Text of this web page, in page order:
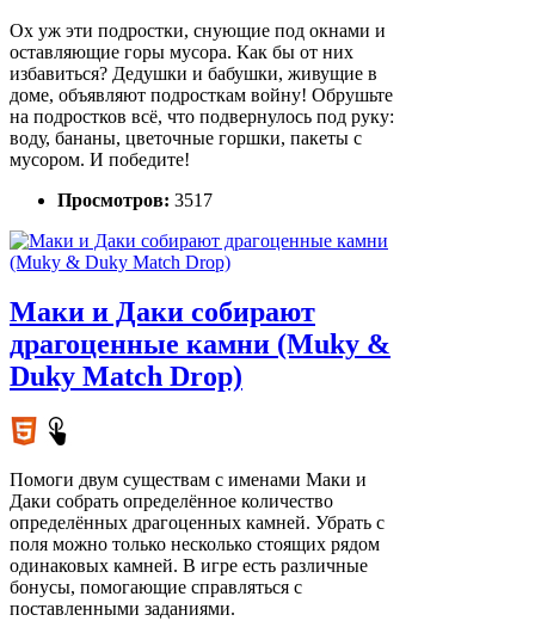
Ох уж эти подростки, снующие под окнами и
оставляющие горы мусора. Как бы от них
избавиться? Дедушки и бабушки, живущие в
доме, объявляют подросткам войну! Обрушьте
на подростков всё, что подвернулось под руку:
воду, бананы, цветочные горшки, пакеты с
мусором. И победите!
Просмотров: 3517
Маки и Даки собирают
драгоценные камни (Muky &
Duky Match Drop)
Помоги двум существам с именами Маки и
Даки собрать определённое количество
определённых драгоценных камней. Убрать с
поля можно только несколько стоящих рядом
одинаковых камней. В игре есть различные
бонусы, помогающие справляться с
поставленными заданиями.